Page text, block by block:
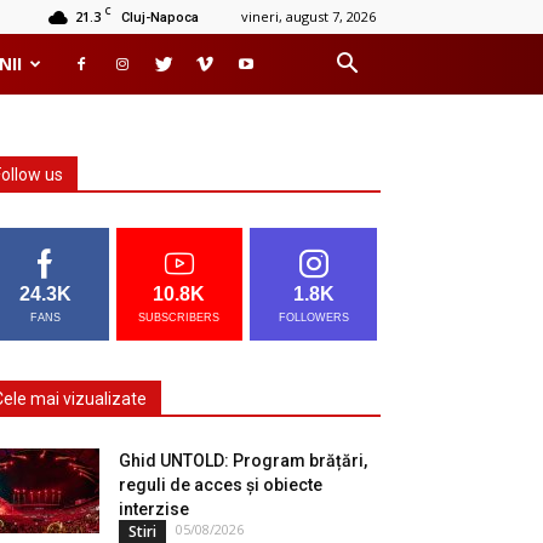
21.3 C Cluj-Napoca vineri, august 7, 2026
us
24.3K
FANS
10.8K
SUBSCRIBERS
1.8K
FOLLOWERS
mai vizualizate
Ghid UNTOLD: Program brățări,
reguli de acces și obiecte
interzise
Stiri 05/08/2026